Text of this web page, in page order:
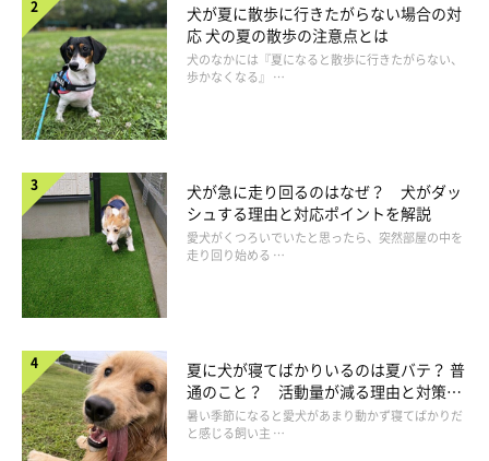
犬が夏に散歩に行きたがらない場合の対
応 犬の夏の散歩の注意点とは
犬のなかには『夏になると散歩に行きたがらない、
歩かなくなる』 …
犬が急に走り回るのはなぜ？ 犬がダッ
シュする理由と対応ポイントを解説
愛犬がくつろいでいたと思ったら、突然部屋の中を
走り回り始める …
夏に犬が寝てばかりいるのは夏バテ？ 普
通のこと？ 活動量が減る理由と対策と
は
暑い季節になると愛犬があまり動かず寝てばかりだ
と感じる飼い主 …